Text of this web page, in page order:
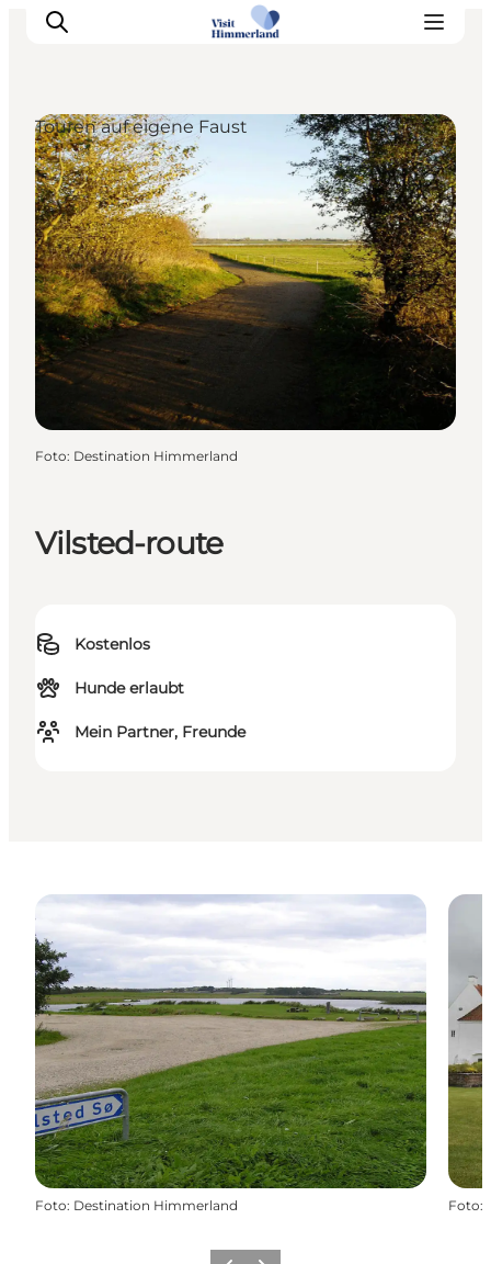
Erlebnisse
Natur
Städte und Orte
Das passiert
Reiseplanung
Praktische Informationen
Vilsted-route
Kostenlos
Hunde erlaubt
Mein Partner, Freunde
Touren auf eigene Faust
Foto: Destination Himmerland
Foto: Destination Himmerland Foto: